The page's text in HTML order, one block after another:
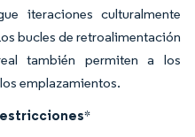
iteraciones culturalmente
bucles de retroalimentación
también permiten a los
emplazamientos.
*